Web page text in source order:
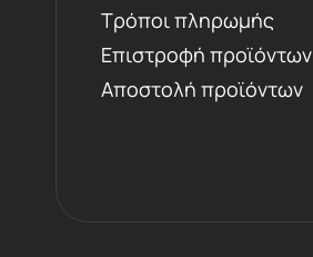
Τρόποι πληρωμής
Επιστροφή προϊόντων
Αποστολή προϊόντων